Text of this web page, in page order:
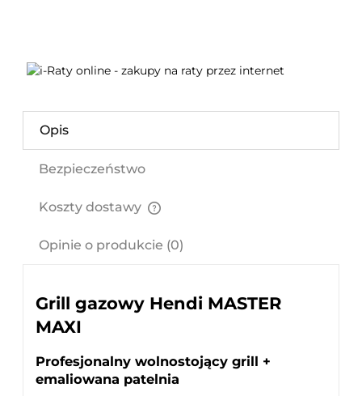
Opis
Bezpieczeństwo
Koszty dostawy
Opinie o produkcie (0)
Grill gazowy Hendi MASTER
MAXI
Profesjonalny wolnostojący grill +
emaliowana patelnia